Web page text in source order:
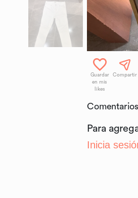
Guardar
en mis
likes
Compartir
Comentarios
Para
Inicia